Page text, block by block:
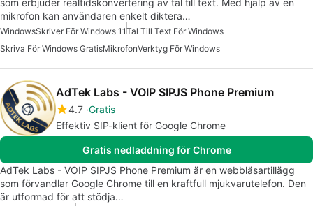
som erbjuder realtidskonvertering av tal till text. Med hjälp av en
mikrofon kan användaren enkelt diktera…
WindowsSkriver För Windows 11Tal Till Text För Windows
Skriva För Windows GratisMikrofonVerktyg För Windows
AdTek Labs - VOIP SIPJS Phone Premium
4.7 Gratis
Effektiv SIP-klient för Google Chrome
Gratis nedladdning för Chrome
AdTek Labs - VOIP SIPJS Phone Premium är en webbläsartillägg
som förvandlar Google Chrome till en kraftfull mjukvarutelefon. Den
är utformad för att stödja…